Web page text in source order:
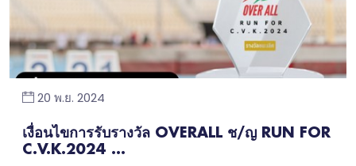
20 พ.ย. 2024
เงื่อนไขการรับรางวัล OVERALL ช/ญ RUN FOR
C.V.K.2024 ...